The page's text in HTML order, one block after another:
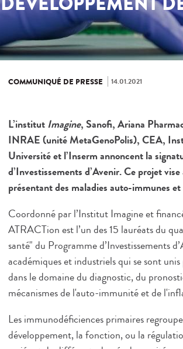
COMMUNIQUÉ DE PRESSE 14.01.2021
L’institutImagine, Sanofi, Ariana
INRAE (unité MetaGenoPolis), CEA,
Université et l’Inserm annoncent la
d’Investissements d’Avenir. Ce projet
présentant des maladies auto-immunes
Coordonné par l’Institut Imagine et
ATRACTion est l’un des 15 lauréats du
santé" du Programme d’Investissements
académiques et industriels qui se sont
dans le domaine du diagnostic, du
mécanismes de l'auto-immunité et de
Les immunodéficiences primaires
développement, la fonction, ou la